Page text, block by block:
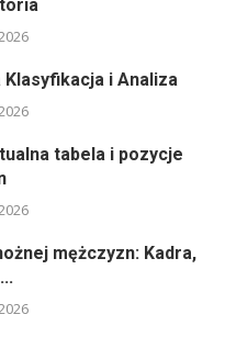
Klasyfikacja i Analiza
tabela i pozycje
mężczyzn: Kadra,